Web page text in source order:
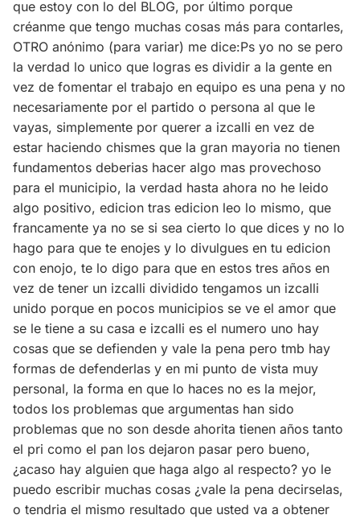
que estoy con lo del BLOG, por último porque
créanme que tengo muchas cosas más para contarles,
OTRO anónimo (para variar) me dice:Ps yo no se pero
la verdad lo unico que logras es dividir a la gente en
vez de fomentar el trabajo en equipo es una pena y no
necesariamente por el partido o persona al que le
vayas, simplemente por querer a izcalli en vez de
estar haciendo chismes que la gran mayoria no tienen
fundamentos deberias hacer algo mas provechoso
para el municipio, la verdad hasta ahora no he leido
algo positivo, edicion tras edicion leo lo mismo, que
francamente ya no se si sea cierto lo que dices y no lo
hago para que te enojes y lo divulgues en tu edicion
con enojo, te lo digo para que en estos tres años en
vez de tener un izcalli dividido tengamos un izcalli
unido porque en pocos municipios se ve el amor que
se le tiene a su casa e izcalli es el numero uno hay
cosas que se defienden y vale la pena pero tmb hay
formas de defenderlas y en mi punto de vista muy
personal, la forma en que lo haces no es la mejor,
todos los problemas que argumentas han sido
problemas que no son desde ahorita tienen años tanto
el pri como el pan los dejaron pasar pero bueno,
¿acaso hay alguien que haga algo al respecto? yo le
puedo escribir muchas cosas ¿vale la pena decirselas,
o tendria el mismo resultado que usted va a obtener